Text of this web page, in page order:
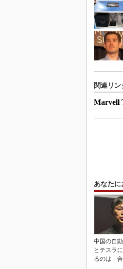
関連リン
Marvell
あなたに
中国の自
とテスラ
るのは「